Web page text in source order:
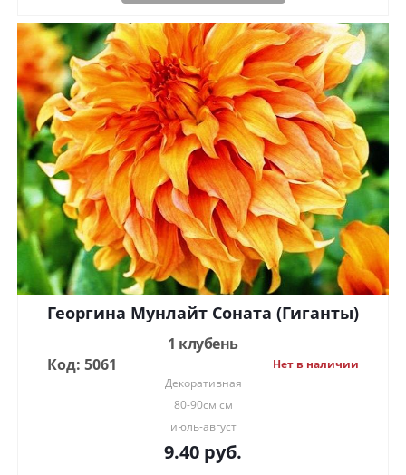
Георгина Мунлайт Соната (Гиганты)
1 клубень
Код: 5061
Нет в наличии
Декоративная
80-90см см
июль-август
9.40 руб.